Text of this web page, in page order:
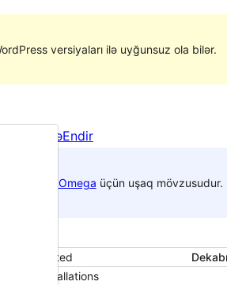
versiyaları ilə uyğunsuz ola bilər.
Ön izləməEndir
Omega üçün uşaq mövzusudur.
Last updated
Active installations